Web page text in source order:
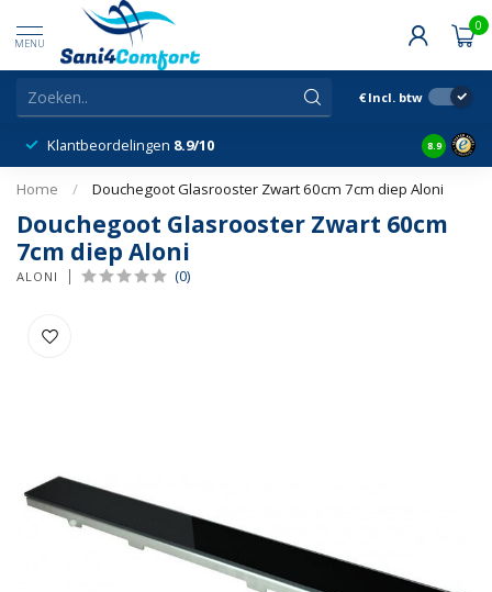
MENU
0
€ Incl. btw
Klantbeordelingen 8.9/10 8.9
Home / Douchegoot Glasrooster Zwart 60cm 7cm diep Aloni
Douchegoot Glasrooster Zwart 60cm
7cm diep Aloni
ALONI (0)